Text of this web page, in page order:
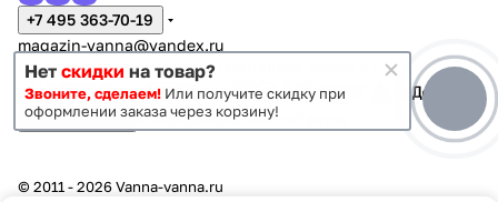
+7 495 363-70-19
magazin-vanna@yandex.ru
г. Москва, Митино, улица Пятницкое шоссе 47
Темная тема Конфиденциальность
© 2011 - 2026 Vanna-vanna.ru
Нет скидки на товар?
Звоните, сделаем! Или получите скидку при
оформлении заказа через корзину!